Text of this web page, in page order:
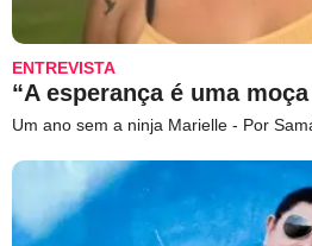
ENTREVISTA
“A esperança é uma
Um ano sem a ninja Marielle - Por